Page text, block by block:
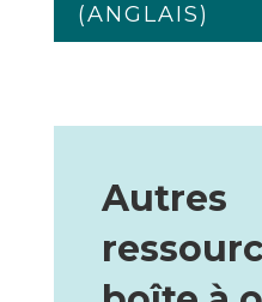
(ANGLAIS)
Autres